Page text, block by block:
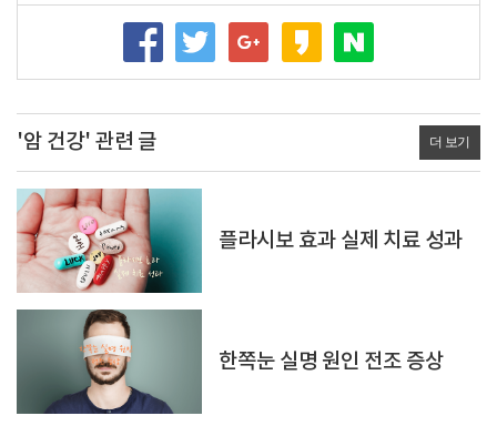
'암 건강' 관련 글 더 보기
플라시보 효과 실제 치료 성과
한쪽눈 실명 원인 전조 증상